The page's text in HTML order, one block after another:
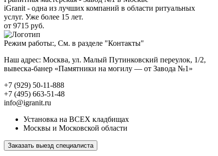
iGranit - одна из лучших компаний в области ритуальных
услуг. Уже более 15 лет.
от 9715 руб.
Режим работы:, См. в разделе "Контакты"
Наш адрес: Москва, ул. Малый Путинковский переулок, 1/2,
вывеска-банер «Памятники на могилу — от Завода №1»
+7 (929) 50-11-888
+7 (495) 663-51-48
info@igranit.ru
Установка на ВСЕХ кладбищах
Москвы и Московской области
Заказать выезд специалиста